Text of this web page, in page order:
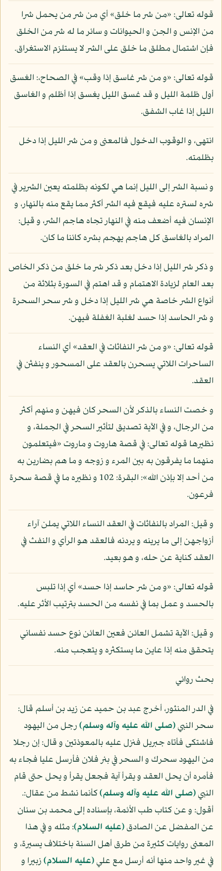
قوله تعالى: «من شر ما خلق» أي من شر من يحمل شرا
من الإنس و الجن و الحيوانات و سائر ما له شر من الخلق
فإن اشتمال مطلق ما خلق على الشر لا يستلزم الاستغراق.
قوله تعالى: «و من شر غاسق إذا وقب» في الصحاح،: الغسق
أول ظلمة الليل و قد غسق الليل يغسق إذا أظلم و الغاسق
الليل إذا غاب الشفق.
انتهى، و الوقوب الدخول فالمعنى و من شر الليل إذا دخل
بظلمته.
و نسبة الشر إلى الليل إنما هي لكونه بظلمته يعين الشرير في
شره لستره عليه فيقع فيه الشر أكثر مما يقع منه بالنهار، و
الإنسان فيه أضعف منه في النهار تجاه هاجم الشر، و قيل:
المراد بالغاسق كل هاجم يهجم بشره كائنا ما كان.
و ذكر شر الليل إذا دخل بعد ذكر شر ما خلق من ذكر الخاص
بعد العام لزيادة الاهتمام و قد اهتم في السورة بثلاثة من
أنواع الشر خاصة هي شر الليل إذا دخل و شر سحر السحرة
و شر الحاسد إذا حسد لغلبة الغفلة فيهن.
قوله تعالى: «و من شر النفاثات في العقد» أي النساء
الساحرات اللاتي يسحرن بالعقد على المسحور و ينفثن في
العقد.
و خصت النساء بالذكر لأن السحر كان فيهن و منهم أكثر
من الرجال، و في الآية تصديق لتأثير السحر في الجملة، و
نظيرها قوله تعالى: في قصة هاروت و ماروت «فيتعلمون
منهما ما يفرقون به بين المرء و زوجه و ما هم بضارين به
من أحد إلا بإذن الله»: البقرة: 102 و نظيره ما في قصة سحرة
فرعون.
و قيل: المراد بالنفاثات في العقد النساء اللاتي يملن آراء
أزواجهن إلى ما يرينه و يردنه فالعقد هو الرأي و النفث في
العقد كناية عن حله، و هو بعيد.
قوله تعالى: «و من شر حاسد إذا حسد» أي إذا تلبس
بالحسد و عمل بما في نفسه من الحسد بترتيب الأثر عليه.
و قيل: الآية تشمل العائن فعين العائن نوع حسد نفساني
يتحقق منه إذا عاين ما يستكثره و يتعجب منه.
بحث روائي
في الدر المنثور، أخرج عبد بن حميد عن زيد بن أسلم قال:
سحر النبي(صلى الله عليه وآله وسلم)رجل من اليهود
فاشتكى فأتاه جبريل فنزل عليه بالمعوذتين و قال: إن رجلا
من اليهود سحرك و السحر في بئر فلان فأرسل عليا فجاء به
فأمره أن يحل العقد و يقرأ آية فجعل يقرأ و يحل حتى قام
النبي(صلى الله عليه وآله وسلم)كأنما نشط من عقال:.
أقول: و عن كتاب طب الأئمة، بإسناده إلى محمد بن سنان
عن المفضل عن الصادق(عليه السلام): مثله و في هذا
المعنى روايات كثيرة من طرق أهل السنة باختلاف يسيرة، و
في غير واحد منها أنه أرسل مع علي(عليه السلام)زبيرا و